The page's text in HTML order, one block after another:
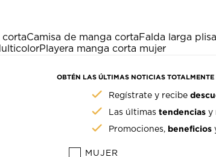
cortaCamisa de manga cortaFalda larga
Playera manga corta mujer
OBTÉN LAS ÚLTIMAS NOTICIAS
Regístrate y recibe
Las últimastendencias y
Promociones, beneficios
MUJER